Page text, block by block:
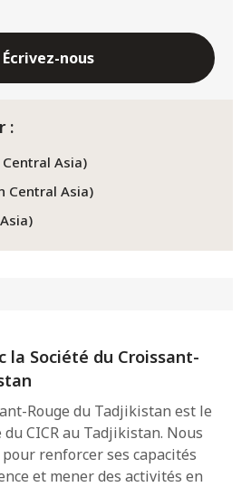
Écrivez-nous
:
Central Asia)
Central Asia)
la Société du Croissant-
Rouge du Tadjikistan est le
CICR au Tadjikistan. Nous
renforcer ses capacités
et mener des activités en